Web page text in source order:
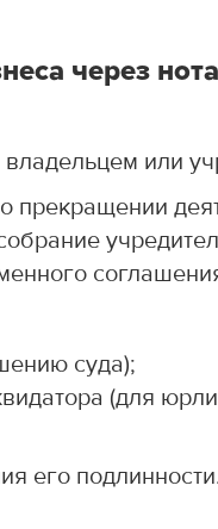
через
или
прекращении
суда);
(для
его